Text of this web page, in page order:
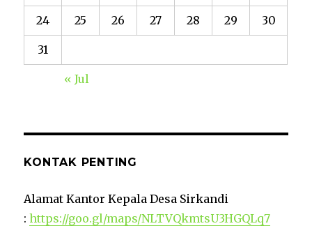
24 25 26 27 28 29 30
31
« Jul
KONTAK PENTING
Alamat Kantor Kepala Desa Sirkandi
:https://goo.gl/maps/NLTVQkmtsU3HGQLq7